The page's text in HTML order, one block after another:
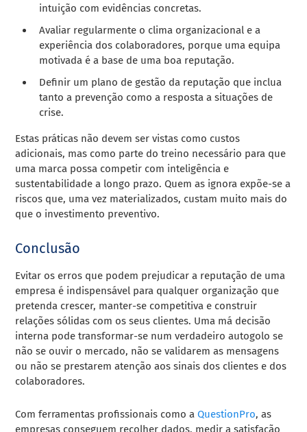
intuição com evidências concretas.
Avaliar regularmente o clima organizacional e a
experiência dos colaboradores, porque uma equipa
motivada é a base de uma boa reputação.
Definir um plano de gestão da reputação que inclua
tanto a prevenção como a resposta a situações de
crise.
Estas práticas não devem ser vistas como custos
adicionais, mas como parte do treino necessário para que
uma marca possa competir com inteligência e
sustentabilidade a longo prazo. Quem as ignora expõe-se a
riscos que, uma vez materializados, custam muito mais do
que o investimento preventivo.
Conclusão
Evitar os erros que podem prejudicar a reputação de uma
empresa é indispensável para qualquer organização que
pretenda crescer, manter-se competitiva e construir
relações sólidas com os seus clientes. Uma má decisão
interna pode transformar-se num verdadeiro autogolo se
não se ouvir o mercado, não se validarem as mensagens
ou não se prestarem atenção aos sinais dos clientes e dos
colaboradores.
Com ferramentas profissionais como aQuestionPro, as
empresas conseguem recolher dados, medir a satisfação